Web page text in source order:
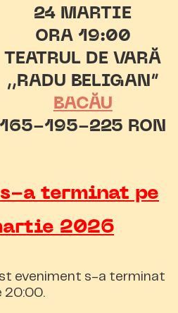
24 MARTIE
ORA 19:00
TEATRUL DE VARĂ
,,RADU BELIGAN”
BACĂU
165-195-225 RON
a terminat pe
2026
eveniment s-a terminat
20:00.